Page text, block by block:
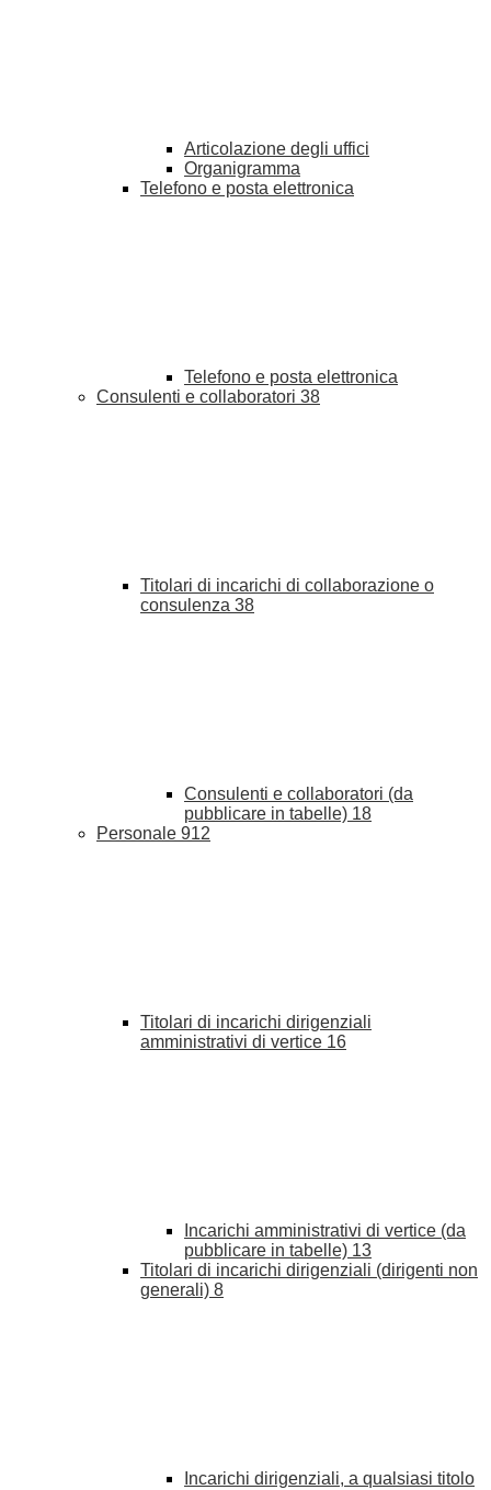
Articolazione degli uffici
Organigramma
Telefono e posta elettronica
Telefono e posta elettronica
Consulenti e collaboratori 38
Titolari di incarichi di collaborazione o
consulenza 38
Consulenti e collaboratori (da
pubblicare in tabelle) 18
Personale 912
Titolari di incarichi dirigenziali
amministrativi di vertice 16
Incarichi amministrativi di vertice (da
pubblicare in tabelle) 13
Titolari di incarichi dirigenziali (dirigenti non
generali) 8
Incarichi dirigenziali, a qualsiasi titolo